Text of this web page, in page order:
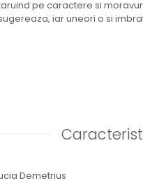
pe caractere si
iar uneori o si
Demetrius